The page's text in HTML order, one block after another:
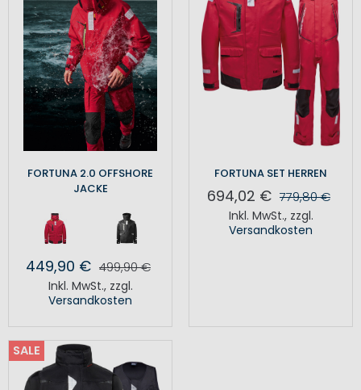
FORTUNA 2.0 OFFSHORE
JACKE
449,90 € 499,90 €
Inkl. MwSt., zzgl.
Versandkosten
FORTUNA SET HERREN
694,02 € 779,80 €
Inkl. MwSt., zzgl.
Versandkosten
SALE